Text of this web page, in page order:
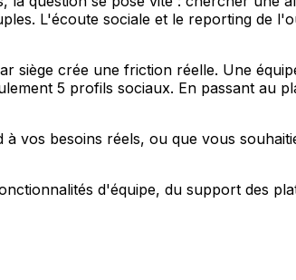
L'écoute sociale et le reporting de
siège crée une friction réelle. Une
5 profils sociaux. En passant au
vos besoins réels, ou que vous
d'équipe, du support des